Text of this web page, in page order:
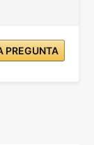
PREGUNTA